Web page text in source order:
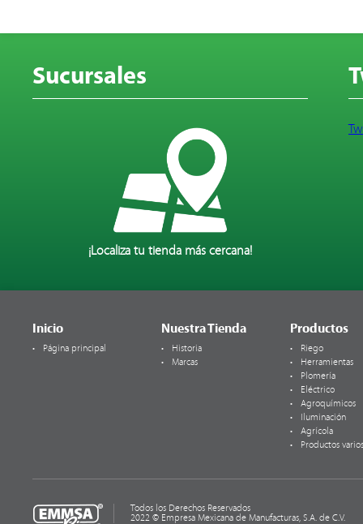
Sucursales
¡Localiza tu tienda más cercana!
Inicio
Página principal
Nuestra Tienda
Historia
Marcas
Productos
Riego
Herramientas
Plomería
Eléctrico
Agroquímicos
Iluminación
Agrícola
Productos
Todos los Derechos Reservados
2022 © Empresa Mexicana de Manufacturas, S.A. de C.V.